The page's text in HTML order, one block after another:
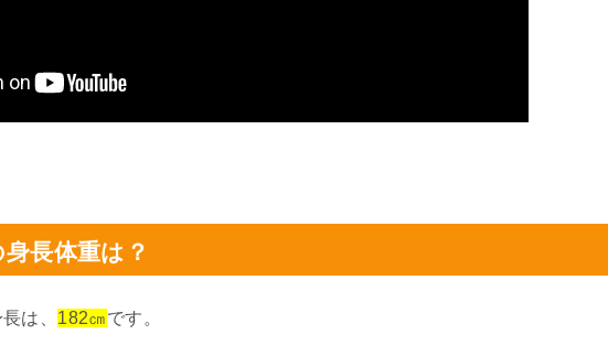
長体重は？
は、 182㎝です。